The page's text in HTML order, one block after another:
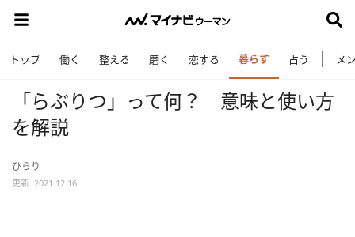
トップ 働く 整える 磨く 恋する 暮らす 占う メ
「らぶりつ」って何？ 意味と使い方
を解説
ひらり
更新: 2021.12.16